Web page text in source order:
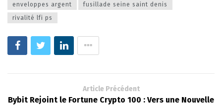
enveloppes argent
fusillade seine saint denis
rivalité lfi ps
Article Précédent
Bybit Rejoint le Fortune Crypto 100 : Vers une Nouvelle